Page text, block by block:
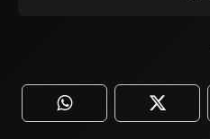
WhatsApp Twitter